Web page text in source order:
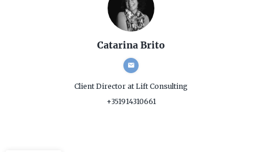
Catarina Brito
Client Director at Lift Consulting
+351914310661